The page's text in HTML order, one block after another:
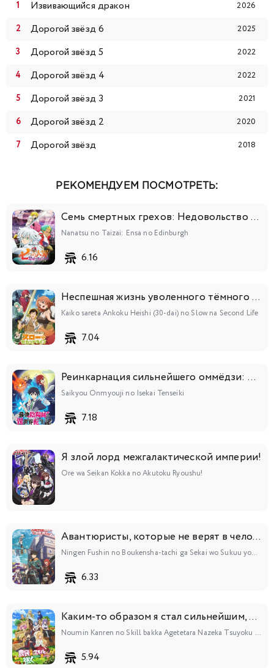
Извивающийся дракон 2026
Дорогой звёзд 6 2025
Дорогой звёзд 5 2022
Дорогой звёзд 4 2022
Дорогой звёзд 3 2021
Дорогой звёзд 2 2020
Дорогой звёзд 2018
РЕКОМЕНДУЕМ ПОСМОТРЕТЬ:
Семь смертных грехов: Недовольство Эдинбурга
Nanatsu no Taizai: Ensa no Edinburgh
6.16
Неспешная жизнь уволенного тёмного солдата (тридцати лет)
Kaiko sareta Ankoku Heishi (30-dai) no Slow na Second Life
7.04
Реинкарнация сильнейшего оммёдзи: Эти монстры слишком слабы по сравнению с моим ёкаем
Saikyou Onmyouji no Isekai Tenseiki
7.18
Я злой лорд межгалактической империи!
Ore wa Seikan Kokka no Akutoku Ryoushu!
Авантюристы, которые не верят в человечество, спасут мир
Ningen Fushin no Boukensha-tachi ga Sekai wo Sukuu you desu
6.33
Каким-то образом я стал сильнейшим, прокачивая фермерские навыки
Noumin Kanren no Skill bakka Agetetara Nazeka Tsuyoku Natta.
5.94